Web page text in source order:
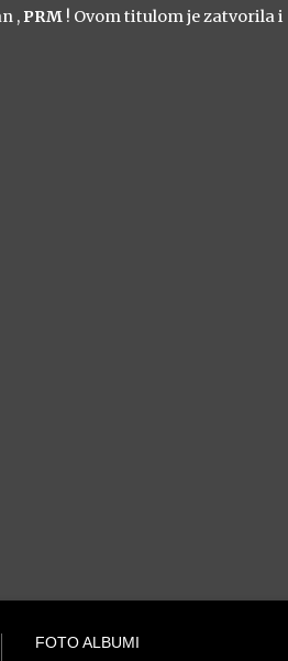
, PRM ! Ovom titulom je zatvorila i
FOTO ALBUMI